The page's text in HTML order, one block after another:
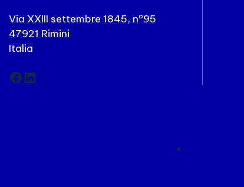
Via XXIII settembre 1845, n°95
47921 Rimini
Italia
Facebook
LinkedIn